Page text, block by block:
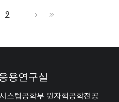
9
용연구실
스템공학부 원자핵공학전공